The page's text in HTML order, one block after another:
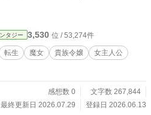
ズ》だけ。 現代アイテムを魔法に見せ
に学院生活を乗り切るクロノ。けれど、ご
ほど、周囲の勘違いはどこまでも加速して
ているものだけ。使える回数にも限りがあ
法を使えないことが露見する危険もある。
、ライターやプラネタリウムのような平
る現代アイテムを駆使して窮地を切り抜け
タジー 3,530 位 / 53,274件
転生 魔女 貴族令嬢
女主人公
感想数 0
文字数 267,844
最終更新日 2026.07.29
登録日 2026.06.13